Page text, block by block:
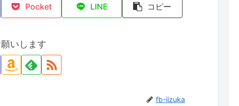
Pocket LINE コピー
いします
fb-iizuka